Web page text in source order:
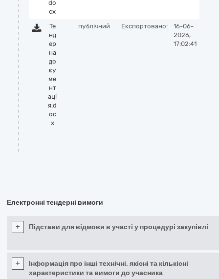
do
cx
Те
нд
ер
на
до
ку
ме
нт
аці
я.d
oc
x
публічний Експортовано:
16-06-
2026,
17:02:41
Електронні тендерні вимоги
+ Підстави для відмови в участі у процедурі закупівлі
+
Інформація про інші технічні, якісні та кількісні
характеристики та вимоги до учасника